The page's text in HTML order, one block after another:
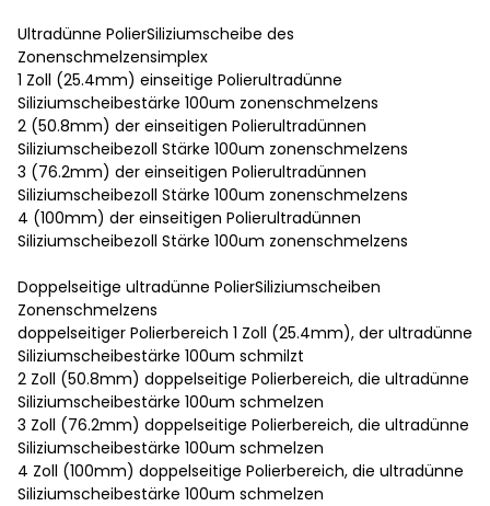
Ultradünne PolierSiliziumscheibe des
Zonenschmelzensimplex
1 Zoll (25.4mm) einseitige Polierultradünne
Siliziumscheibestärke 100um zonenschmelzens
2 (50.8mm) der einseitigen Polierultradünnen
Siliziumscheibezoll Stärke 100um zonenschmelzens
3 (76.2mm) der einseitigen Polierultradünnen
Siliziumscheibezoll Stärke 100um zonenschmelzens
4 (100mm) der einseitigen Polierultradünnen
Siliziumscheibezoll Stärke 100um zonenschmelzens
Doppelseitige ultradünne PolierSiliziumscheiben
Zonenschmelzens
doppelseitiger Polierbereich 1 Zoll (25.4mm), der ultradünne
Siliziumscheibestärke 100um schmilzt
2 Zoll (50.8mm) doppelseitige Polierbereich, die ultradünne
Siliziumscheibestärke 100um schmelzen
3 Zoll (76.2mm) doppelseitige Polierbereich, die ultradünne
Siliziumscheibestärke 100um schmelzen
4 Zoll (100mm) doppelseitige Polierbereich, die ultradünne
Siliziumscheibestärke 100um schmelzen